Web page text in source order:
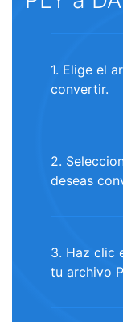
1. Elige el
convertir.
2.
deseas
3. Haz clic
tu archivo